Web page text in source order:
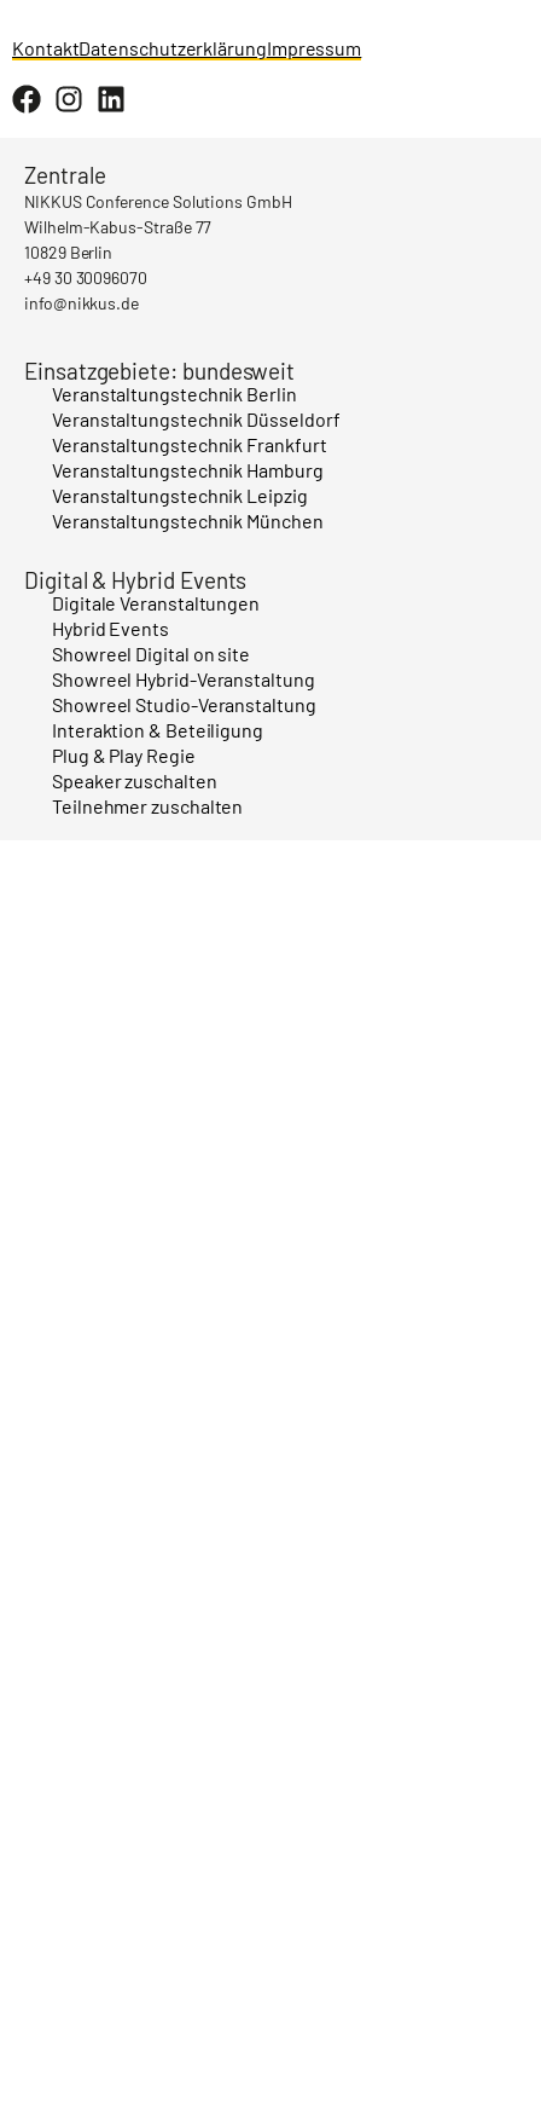
KontaktDatenschutzerklärungImpressum
Zentrale
NIKKUS Conference Solutions GmbH
Wilhelm-Kabus-Straße 77
10829 Berlin
+49 30 30096070
info@nikkus.de
Einsatzgebiete: bundesweit
Veranstaltungstechnik Berlin
Veranstaltungstechnik Düsseldorf
Veranstaltungstechnik Frankfurt
Veranstaltungstechnik Hamburg
Veranstaltungstechnik Leipzig
Veranstaltungstechnik München
Digital & Hybrid Events
Digitale Veranstaltungen
Hybrid Events
Showreel Digital on site
Showreel Hybrid-Veranstaltung
Showreel Studio-Veranstaltung
Interaktion & Beteiligung
Plug & Play Regie
Speaker zuschalten
Teilnehmer zuschalten